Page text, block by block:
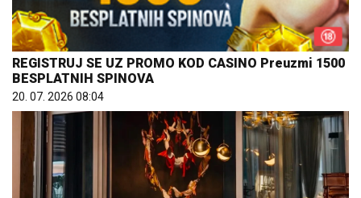
REGISTRUJ SE UZ PROMO KOD CASINO Preuzmi 1500
BESPLATNIH SPINOVA
20. 07. 2026 08:04